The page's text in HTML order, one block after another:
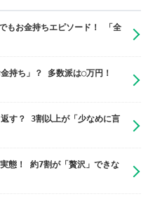
もお金持ちエピソード！ 「全
持ち」？ 多数派は◯万円！
す？ 3割以上が「少なめに言
態！ 約7割が「贅沢」できな